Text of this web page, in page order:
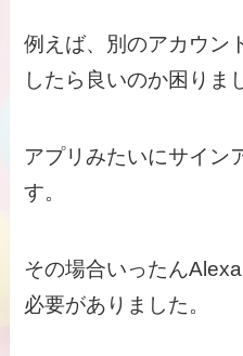
例えば、別のアカウン
したら良いのか困りま
アプリみたいにサイン
す。
その場合いったん
必要がありました。